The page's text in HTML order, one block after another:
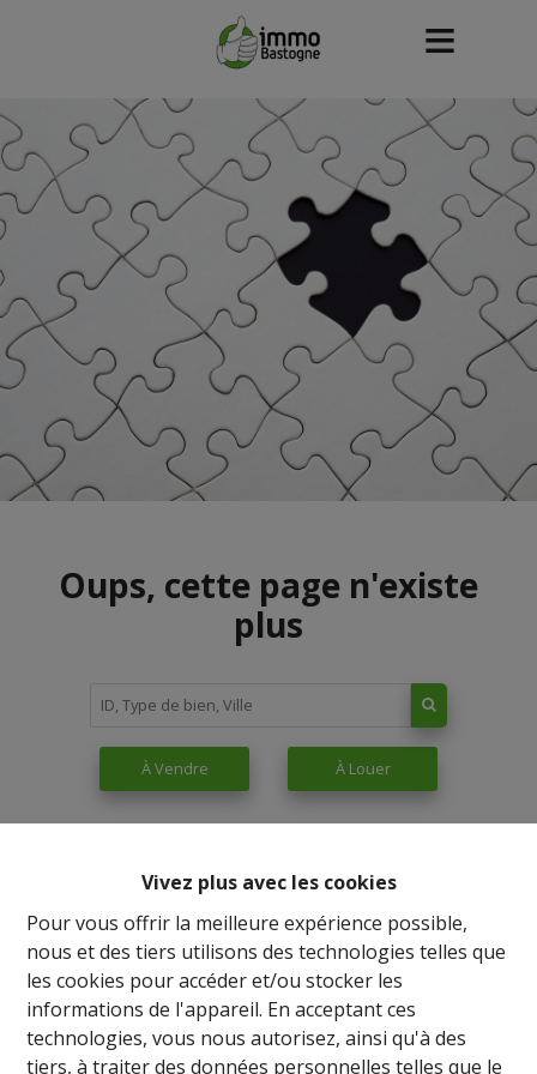
Vivez plus avec les cookies
Pour vous offrir la meilleure expérience possible,
nous et des tiers utilisons des technologies telles que
les cookies pour accéder et/ou stocker les
informations de l'appareil. En acceptant ces
technologies, vous nous autorisez, ainsi qu'à des
tiers, à traiter des données personnelles telles que le
Oups, cette page n'existe
plus
À Vendre À Louer